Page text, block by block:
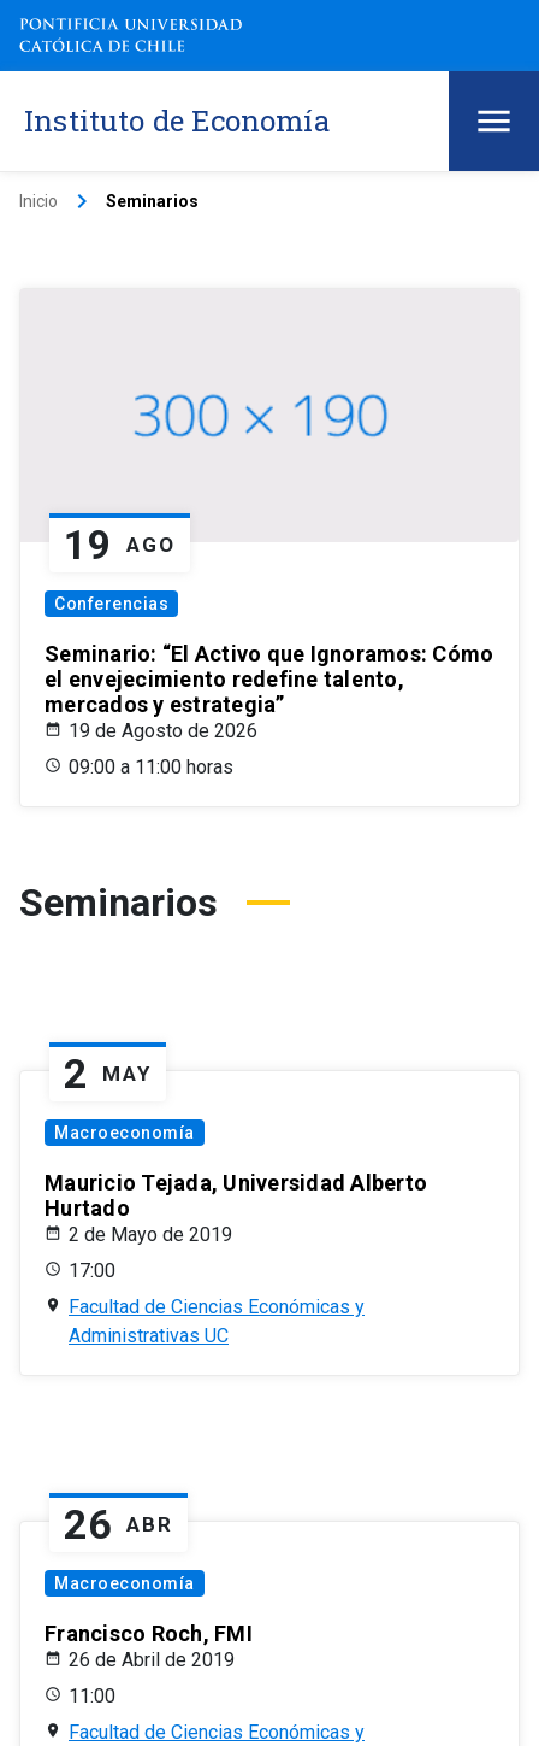
Instituto de Economía
Inicio keyboard_arrow_right Seminarios
19 AGO
Conferencias
Seminario: “El Activo que Ignoramos: Cómo
el envejecimiento redefine talento,
mercados y estrategia”
19 de Agosto de 2026
09:00 a 11:00 horas
Seminarios
2 MAY
Macroeconomía
Mauricio Tejada, Universidad Alberto
Hurtado
2 de Mayo de 2019
17:00
Facultad de Ciencias Económicas y
Administrativas UC
26 ABR
Macroeconomía
Francisco Roch, FMI
26 de Abril de 2019
11:00
Facultad de Ciencias Económicas y